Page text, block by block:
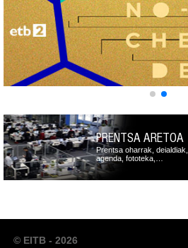
PRENTSA ARETOA
Prentsa oharrak, deialdiak,
agenda, fototeka,…
© EITB - 2026